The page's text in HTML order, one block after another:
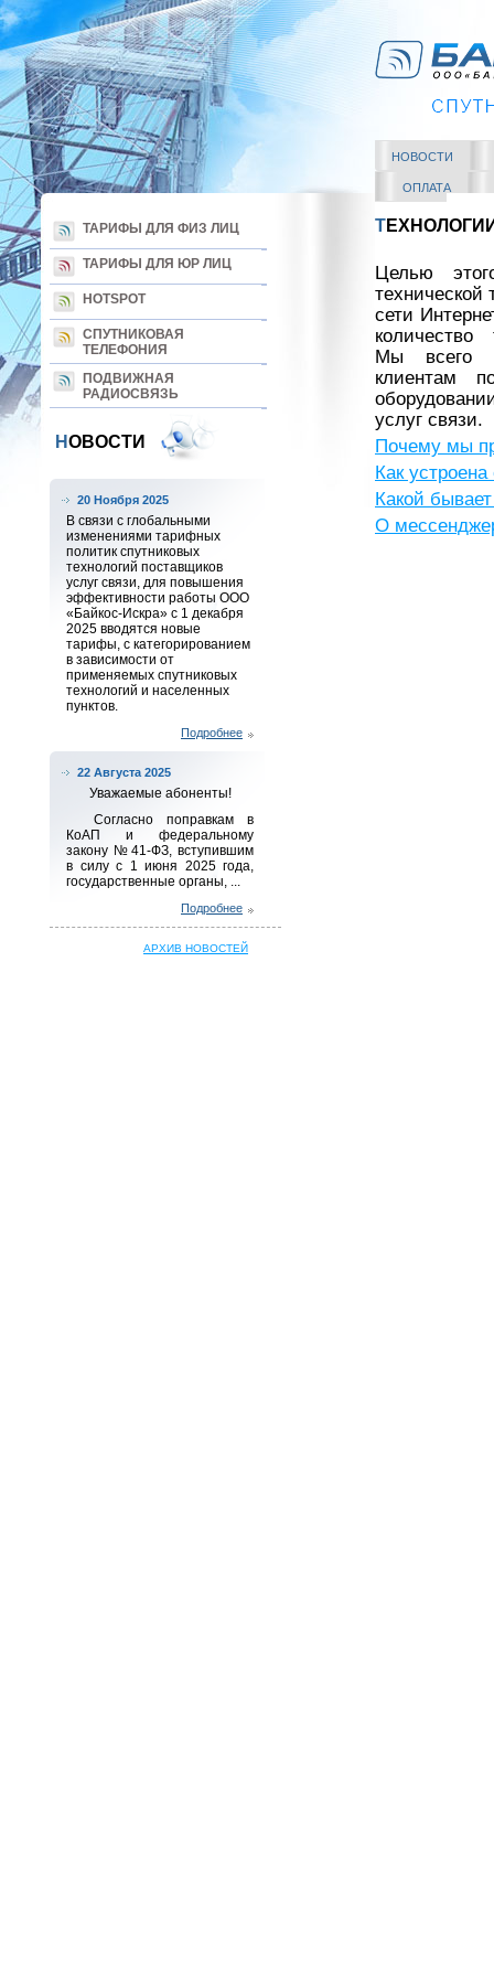
НОВОСТИ
ОПЛАТА
Т
Целью
технической
сети
Мы всего
клиентам
услуг
Почему мы
Как
Какой
О
ТАРИФЫ ДЛЯ ФИЗ ЛИЦ
ТАРИФЫ ДЛЯ ЮР ЛИЦ
HOTSPOT
СПУТНИКОВАЯ
ТЕЛЕФОНИЯ
ПОДВИЖНАЯ
РАДИОСВЯЗЬ
НОВОСТИ
20 Ноября 2025
В связи с глобальными
изменениями тарифных
политик спутниковых
технологий поставщиков
услуг связи, для повышения
эффективности работы ООО
«Байкос-Искра» с 1 декабря
2025 вводятся новые
тарифы, с категорированием
в зависимости от
применяемых спутниковых
технологий и населенных
пунктов.
Подробнее
22 Августа 2025
Уважаемые абоненты!
Согласно поправкам в
КоАП и федеральному
закону № 41-ФЗ, вступившим
в силу с 1 июня 2025 года,
государственные органы, ...
Подробнее
АРХИВ НОВОСТЕЙ